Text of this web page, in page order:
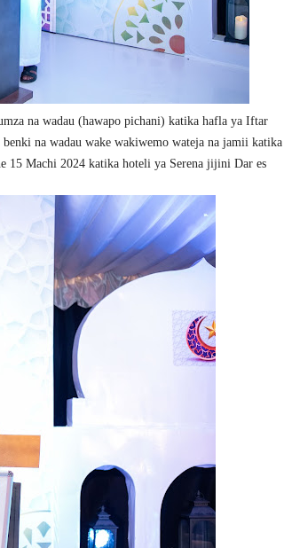
na wadau (hawapo pichani) katika hafla ya Iftar
na wadau wake wakiwemo wateja na jamii katika
Machi 2024 katika hoteli ya Serena jijini Dar es